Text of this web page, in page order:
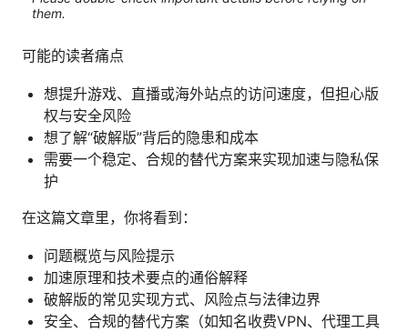
them.
可能的读者痛点
想提升游戏、直播或海外站点的访问速度，但担心版
权与安全风险
想了解“破解版”背后的隐患和成本
需要一个稳定、合规的替代方案来实现加速与隐私保
护
在这篇文章里，你将看到：
问题概览与风险提示
加速原理和技术要点的通俗解释
破解版的常见实现方式、风险点与法律边界
安全、合规的替代方案（如知名收费VPN、代理工具